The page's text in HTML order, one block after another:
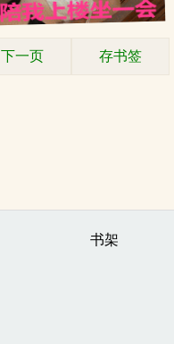
下一页 存书签
书架